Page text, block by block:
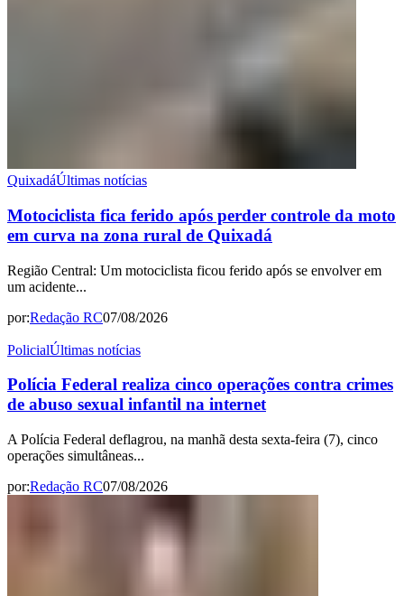
QuixadáÚltimas notícias
Motociclista fica ferido após perder controle da moto
em curva na zona rural de Quixadá
Região Central: Um motociclista ficou ferido após se envolver em
um acidente...
por:Redação RC07/08/2026
PolicialÚltimas notícias
Polícia Federal realiza cinco operações contra crimes
de abuso sexual infantil na internet
A Polícia Federal deflagrou, na manhã desta sexta-feira (7), cinco
operações simultâneas...
por:Redação RC07/08/2026